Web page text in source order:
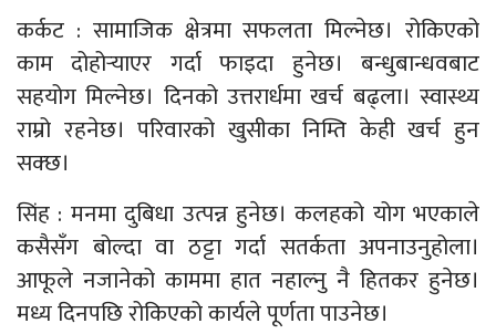
कर्कट : सामाजिक क्षेत्रमा सफलता मिल्नेछ। रोकिएको
काम दोहोर्‍याएर गर्दा फाइदा हुनेछ। बन्धुबान्धवबाट
सहयोग मिल्नेछ। दिनको उत्तरार्धमा खर्च बढ्ला। स्वास्थ्य
राम्रो रहनेछ। परिवारको खुसीका निम्ति केही खर्च हुन
सक्छ।
सिंह : मनमा दुबिधा उत्पन्न हुनेछ। कलहको योग भएकाले
कसैसँग बोल्दा वा ठट्टा गर्दा सतर्कता अपनाउनुहोला।
आफूले नजानेको काममा हात नहाल्नु नै हितकर हुनेछ।
मध्य दिनपछि रोकिएको कार्यले पूर्णता पाउनेछ।